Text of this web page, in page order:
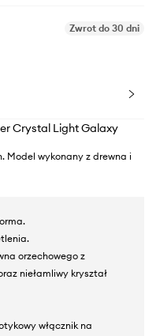
Zwrot do 30 dni
Crystal Light Galaxy
Model wykonany z drewna i
orzechowego z
niełamliwy kryształ
włącznik na